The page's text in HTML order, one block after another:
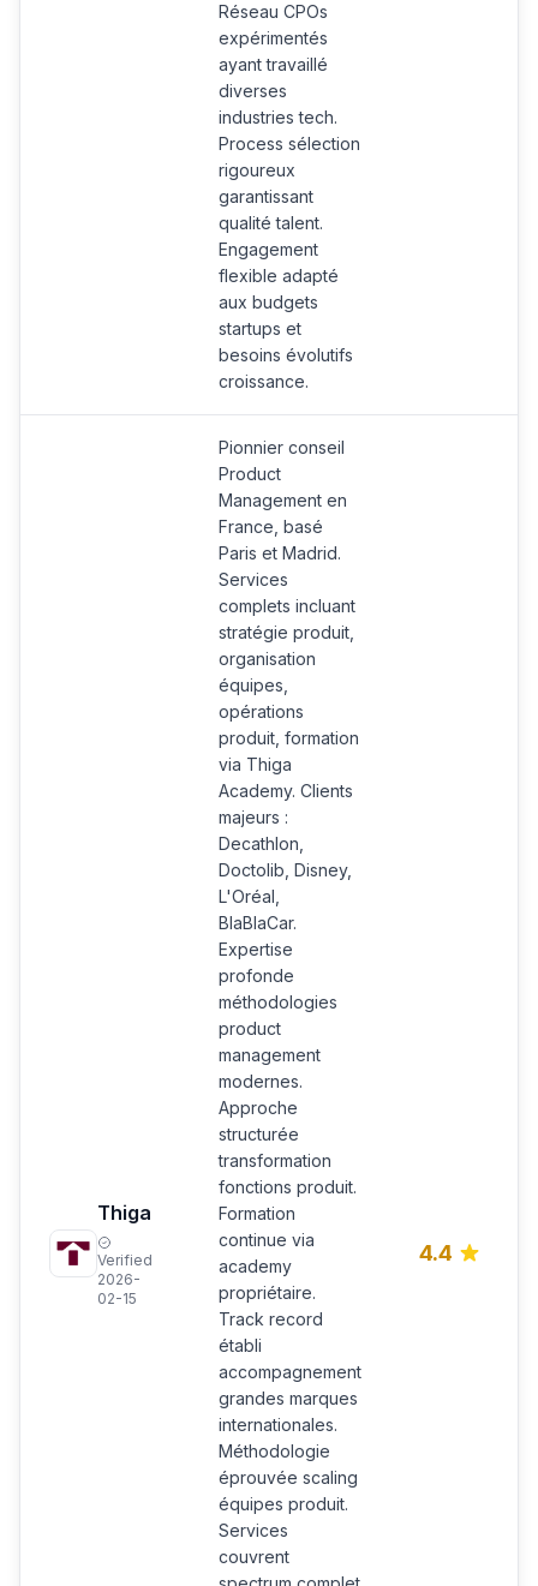
Réseau CPOs
expérimentés
ayant travaillé
diverses
industries tech.
Process sélection
rigoureux
garantissant
qualité talent.
Engagement
flexible adapté
aux budgets
startups et
besoins évolutifs
croissance.
Thiga
Verified
2026-
02-15
Pionnier conseil
Product
Management en
France, basé
Paris et Madrid.
Services
complets incluant
stratégie produit,
organisation
équipes,
opérations
produit, formation
via Thiga
Academy. Clients
majeurs :
Decathlon,
Doctolib, Disney,
L'Oréal,
BlaBlaCar.
Expertise
profonde
méthodologies
product
management
modernes.
Approche
structurée
transformation
fonctions produit.
Formation
continue via
academy
propriétaire.
Track record
établi
accompagnement
grandes marques
internationales.
Méthodologie
éprouvée scaling
équipes produit.
Services
couvrent
4.4